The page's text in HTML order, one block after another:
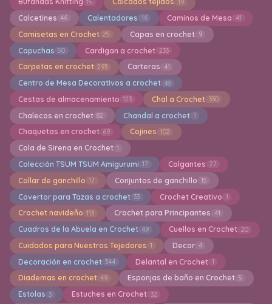
Calcetines 46 Calentadores 16 Caminos de Mesa 41
Camisetas en Crochet 25 Capas en crochet 9
Capuchas 50 Cardigan a crochet 233
Carpetas en crochet 293 Carteras 41
Centro de Mesa Decorativos a crochet 48
Cestas de almacenamiento 123 Chal a Crochet 330
Chalecos en crochet 82 Chandal a crochet 1
Chaquetas en crochet 69 Cojines 102
Cola de Sirena en Crochet 1
Colección TSUM TSUM Amigurumi 17 Colgantes 27
Collar de ganchillo 17 Conjuntos de ganchillo 15
Covertor para Tazas a crochet 33 Crochet Creativo 1
Crochet navideño 113 Crochet para Principantes 41
Cuadros de la Abuela en Crochet 49 Cuellos en Crochet 20
Cuidados para Nuestros Tejedores 1 Decor 4
Decoración en crochet 344 Delantal en Crochet 1
Diademas en crochet 49 Esponjas de baño en Crochet 5
Estolas 3 Estuches en Crochet 32